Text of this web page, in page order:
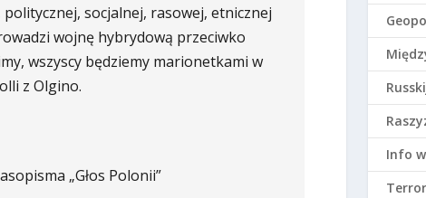
socjalnej, rasowej, etnicznej
wojnę hybrydową przeciwko
wszyscy będziemy marionetkami w
z Olgino.
„Głos Polonii”
Info